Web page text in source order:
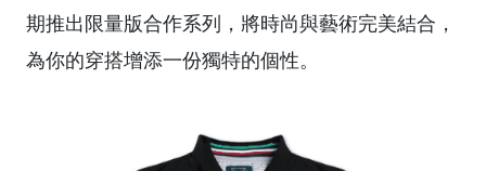
期推出限量版合作系列，將時尚與藝術完美結合，
為你的穿搭增添一份獨特的個性。